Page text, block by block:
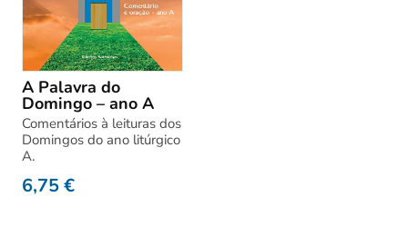
A Palavra do
Domingo – ano A
Comentários à leituras dos
Domingos do ano litúrgico
A.
6,75€